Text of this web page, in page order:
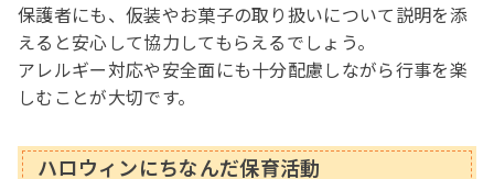
保護者にも、仮装やお菓子の取り扱いについて説明を添
えると安心して協力してもらえるでしょう。
アレルギー対応や安全面にも十分配慮しながら行事を楽
しむことが大切です。
ハロウィンにちなんだ保育活動